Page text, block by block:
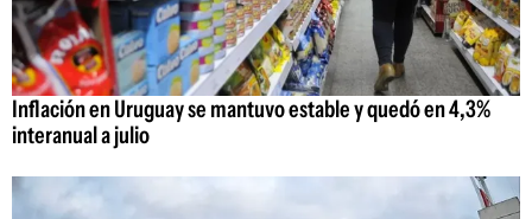
Inflación en Uruguay se mantuvo estable y quedó en 4,3%
interanual a julio